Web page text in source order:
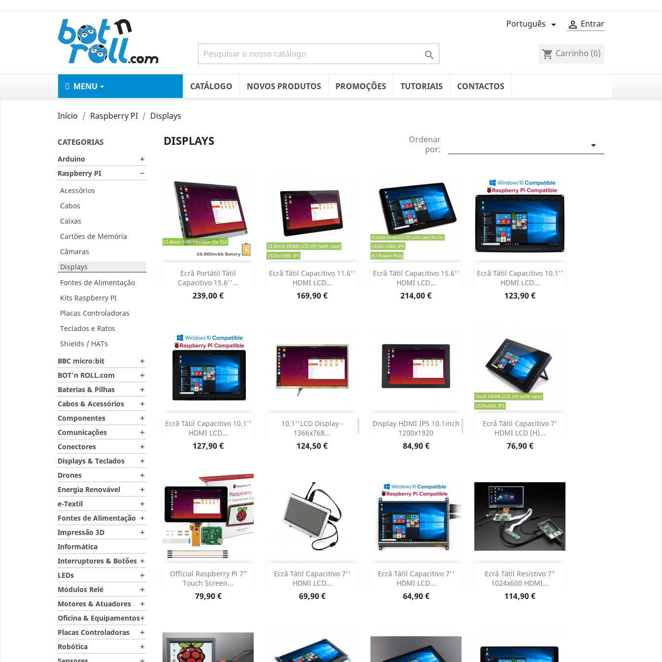
 Entrar
Português 
 shopping_cart Carrinho (0)
MENU CATÁLOGO NOVOS PRODUTOS PROMOÇÕES TUTORIAIS CONTACTOS
Início Raspberry PI Displays
CATEGORIAS
Arduino 
Raspberry PI 
Acessórios
Cabos
Caixas
Cartões de Memória
Câmaras
Displays
Fontes de Alimentação
Kits Raspberry PI
Placas Controladoras
Teclados e Ratos
Shields / HATs
BBC micro:bit

BOT'n ROLL.com 
Baterias & Pilhas 
Cabos & Acessórios 
Componentes 
Comunicações 
Conectores 
Displays & Teclados 
Drones 
Energia Renovável 
e-Textil 
Fontes de Alimentação 
Impressão 3D 
Informática
Interruptores & Botões 
LEDs 
Módulos Relé 
Motores & Atuadores 
Oficina & Equipamentos
Placas Controladoras 
Robótica 
DISPLAYS
Ordenar
por:

Ecrã Portátil Tátil
Capacitivo 15.6''...
Preço
239,00 €
Adicionar 
Dados do produto
Ecrã Tátil Capacitivo 11.6''
HDMI LCD...
Preço
169,90 €
Adicionar 
Dados do produto
Ecrã Tátil Capacitivo 15.6''
HDMI LCD...
Preço
214,00 €
Adicionar 
Dados do produto
Ecrã Tátil Capacitivo 10.1''
HDMI LCD...
Preço
123,90 €
Adicionar 
Dados do produto
Ecrã Tátil Capacitivo 10.1''
HDMI LCD...
Preço
127,90 €
Adicionar 
Dados do produto
10.1''LCD Display -
1366x768...
Preço
124,50 €
DESCONTINUADO
DESCONTINUADO
Display HDMI IPS 10.1inch
1200x1920
Preço
84,90 €
DESCONTINUADO
DESCONTINUADO
Ecrã Tátil Capacitivo 7'
HDMI LCD (H)...
Preço
76,90 €
Adicionar 
Dados do produto
Official Raspberry Pi 7"
Touch Screen...
Preço
79,90 €
Adicionar 
Dados do produto
Ecrã Tátil Capacitivo 7''
HDMI LCD...
Preço
69,90 €
Adicionar 
Dados do produto
Ecrã Tátil Capacitivo 7''
HDMI LCD...
Preço
64,90 €
Adicionar 
Dados do produto
Ecrã Tátil Resistivo 7"
1024x600 HDMI...
Preço
114,90 €
Adicionar 
Dados do produto